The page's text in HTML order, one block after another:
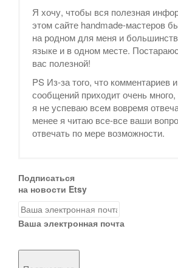
Я хочу, чтобы вся полезная
этом сайте handmade-мастеров
на родном для меня и
языке и в одном месте.
вас полезной!
PS Из-за того, что комментариев
сообщений приходит очень
я не успеваю всем вовремя
менее я читаю все-все ваши
отвечать по мере возможности.
Подписаться
на новости Etsy
Ваша электронная почта